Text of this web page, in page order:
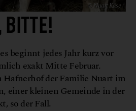
© Nuart Käse
beginnt jedes Jahr kurz vor
exakt Mitte Februar.
Hafnerhof der Familie Nuart im
einer kleinen Gemeinde in der
so der Fall.